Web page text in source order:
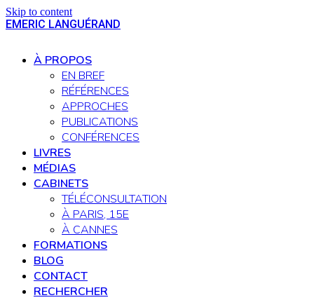
Skip to content
EMERIC LANGUÉRAND
menu
menu
À PROPOS
EN BREF
RÉFÉRENCES
APPROCHES
PUBLICATIONS
CONFÉRENCES
LIVRES
MÉDIAS
CABINETS
TÉLÉCONSULTATION
À PARIS, 15E
À CANNES
FORMATIONS
BLOG
CONTACT
RECHERCHER